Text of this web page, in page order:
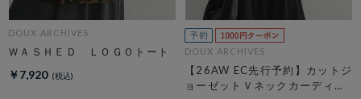
DOUX ARCHIVES
ＷＡＳＨＥＤ ＬＯＧＯトート
￥7,920
DOUX ARCHIVES
【26AW EC先行予約】カットジ
ョーゼットＶネックカーディガ